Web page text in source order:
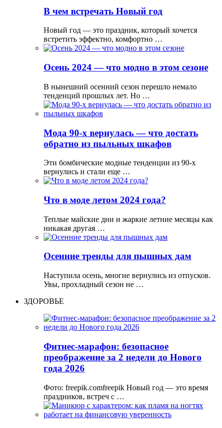
В чем встречать Новый год
Новый год — это праздник, который хочется
встретить эффектно, комфортно …
Осень 2024 — что модно в этом сезоне
В нынешний осенний сезон перешло немало
тенденций прошлых лет. Но …
Мода 90-х вернулась — что достать
обратно из пыльных шкафов
Эти бомбические модные тенденции из 90-х
вернулись и стали еще …
Что в моде летом 2024 года?
Теплые майские дни и жаркие летние месяцы как
никакая другая …
Осенние тренды для пышных дам
Наступила осень, многие вернулись из отпусков.
Увы, прохладный сезон не …
ЗДОРОВЬЕ
Фитнес-марафон: безопасное
преображение за 2 недели до Нового
года 2026
Фото: freepik.comfreepik Новый год — это время
праздников, встреч с …